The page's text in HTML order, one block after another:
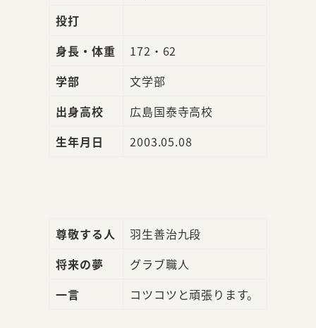
投打
身長・体重
172・62
学部
文学部
出身高校
広島国泰寺高校
生年月日
2003.05.08
尊敬する人
羽生善治九段
将来の夢
グラブ職人
一言
コツコツと頑張ります。